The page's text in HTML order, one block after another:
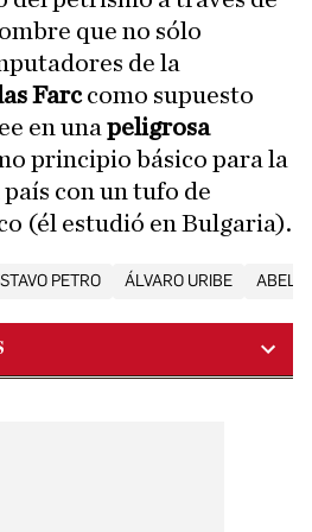
que no sólo
de la
Farccomo supuesto
en una peligrosa
principio básico para la
con un tufo de
(él estudió en Bulgaria).
PETRO ÁLVARO URIBE